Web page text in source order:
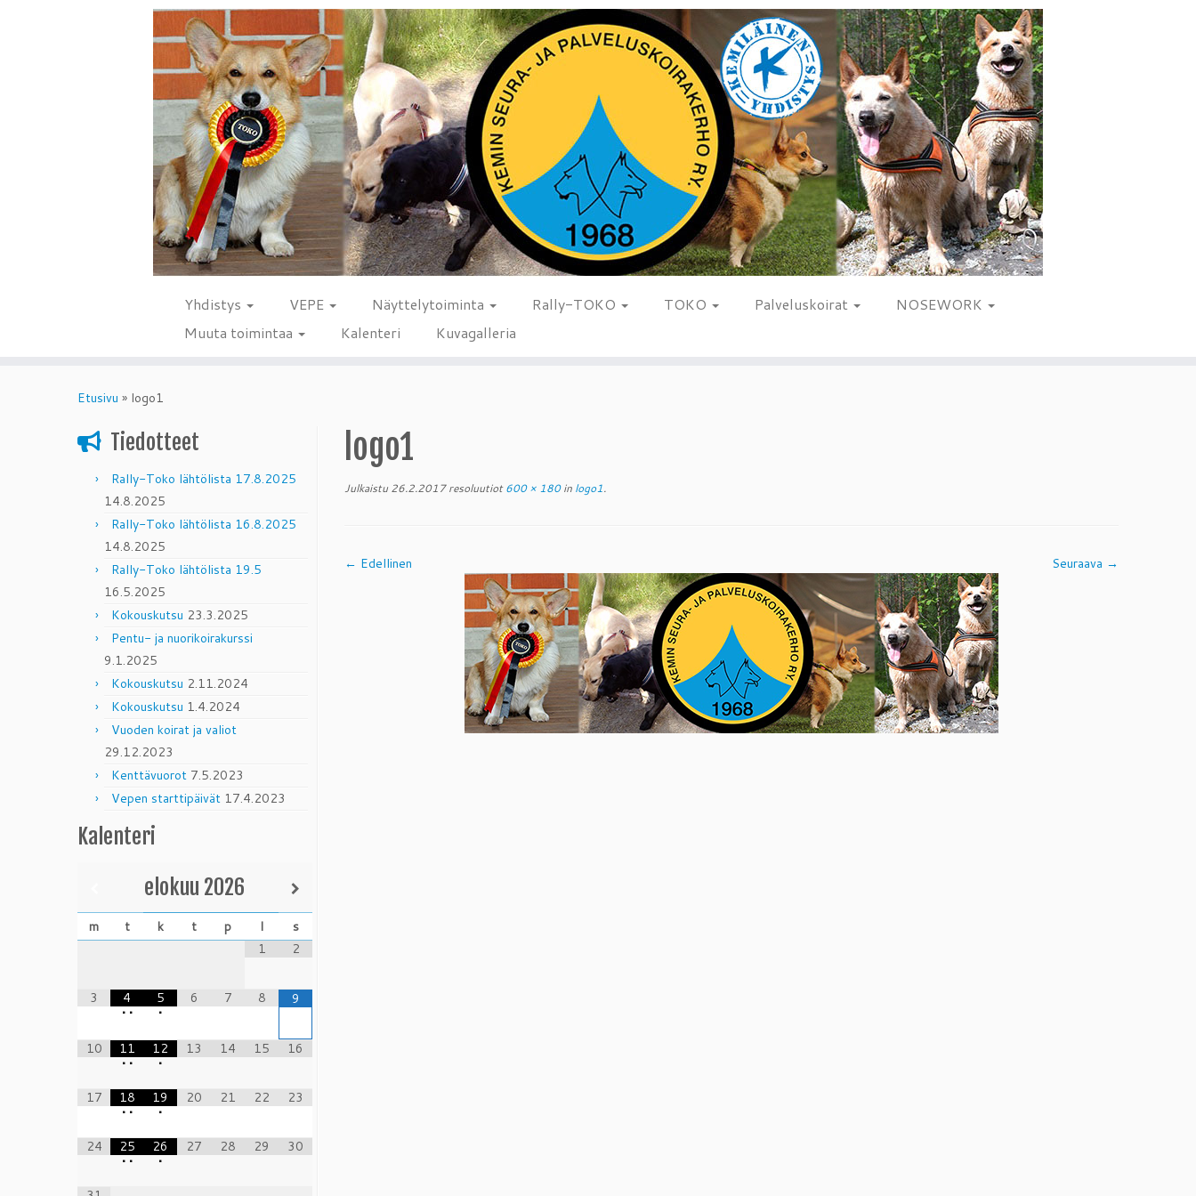
Yhdistys VEPE Näyttelytoiminta Rally-TOKO TOKO Palveluskoirat
NOSEWORK
Muuta toimintaa
Kalenteri Kuvagalleria
Etusivu » logo1
Tiedotteet
Rally-Toko lähtölista 17.8.2025
14.8.2025
Rally-Toko lähtölista 16.8.2025
14.8.2025
Rally-Toko lähtölista 19.5
16.5.2025
Kokouskutsu 23.3.2025
Pentu- ja nuorikoirakurssi
9.1.2025
Kokouskutsu 2.11.2024
Kokouskutsu 1.4.2024
Vuoden koirat ja valiot
29.12.2023
Kenttävuorot 7.5.2023
Vepen starttipäivät 17.4.2023
Kalenteri
elokuu 2026
m t k t p l
s
1
2
3
4
• •
5
•
6 7 8 9
10
11
• •
12
•
13 14 15 16
17
18
• •
19
•
20 21 22 23
24
25
• •
26
•
27 28 29 30
logo1
Julkaistu 26.2.2017resoluutiot600 × 180in logo1.
← Edellinen Seuraava →